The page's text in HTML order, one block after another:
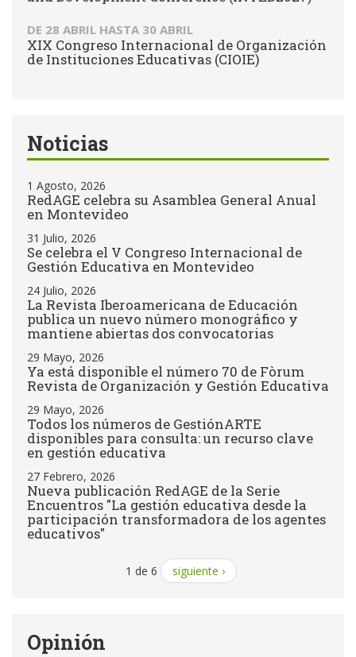
DE 28 ABRIL HASTA 30 ABRIL
XIX Congreso Internacional de Organización
de Instituciones Educativas (CIOIE)
Noticias
1 Agosto, 2026
RedAGE celebra su Asamblea General Anual
en Montevideo
31 Julio, 2026
Se celebra el V Congreso Internacional de
Gestión Educativa en Montevideo
24 Julio, 2026
La Revista Iberoamericana de Educación
publica un nuevo número monográfico y
mantiene abiertas dos convocatorias
29 Mayo, 2026
Ya está disponible el número 70 de Fòrum
Revista de Organización y Gestión Educativa
29 Mayo, 2026
Todos los números de GestiónARTE
disponibles para consulta: un recurso clave
en gestión educativa
27 Febrero, 2026
Nueva publicación RedAGE de la Serie
Encuentros "La gestión educativa desde la
participación transformadora de los agentes
educativos"
1 de 6 siguiente ›
Opinión